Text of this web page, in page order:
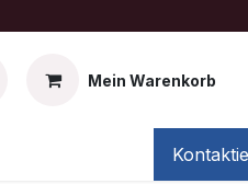
Mein Warenkorb